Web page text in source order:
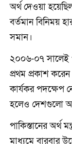
অর্থ দেওয়া
বর্তমান বিনিময়
সমান।
২০০৬-০৭ সালেই
প্রথম প্রকাশ
কার্যকর পদক্ষেপ
হলেও দেশগুলো
পাকিস্তানের অর্থ
মাধ্যমে বারবার